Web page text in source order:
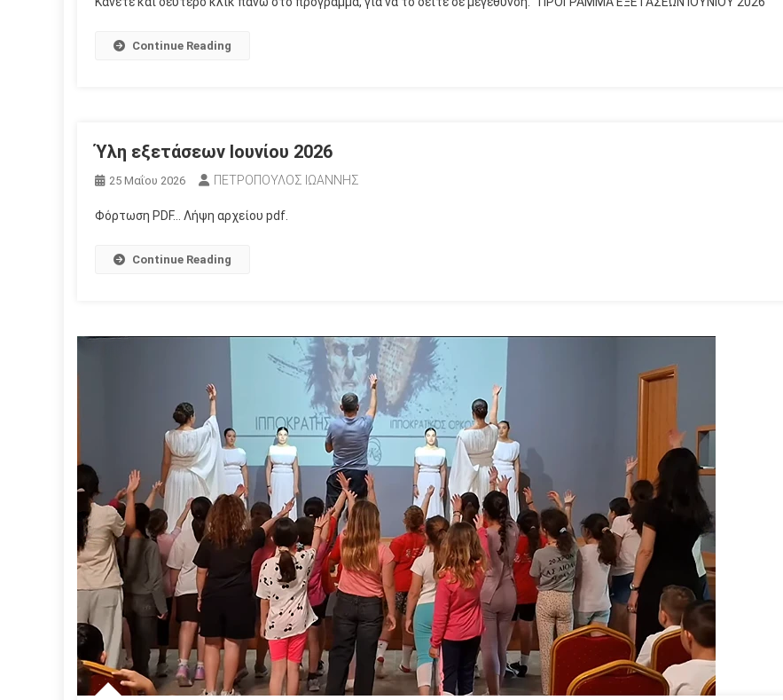
Continue Reading
Ύλη εξετάσεων Ιουνίου 2026
25 Μαΐου 2026 ΠΕΤΡΟΠΟΥΛΟΣ ΙΩΑΝΝΗΣ
Φόρτωση PDF… Λήψη αρχείου pdf.
Continue Reading